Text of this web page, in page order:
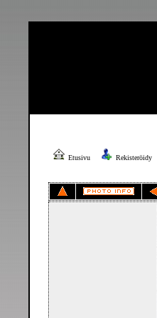
Etusivu Rekisteröidy